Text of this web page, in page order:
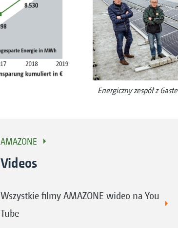
Energiczny zespół z Gaste
AMAZONE
Videos
Wszystkie filmy AMAZONE wideo na You
Tube